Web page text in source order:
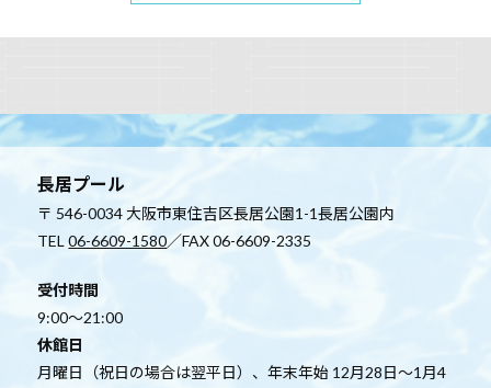
長居プール
〒 546-0034 大阪市東住吉区長居公園1-1長居公園内
TEL06-6609-1580／FAX 06-6609-2335
受付時間
9:00～21:00
休館日
月曜日（祝日の場合は翌平日）、年末年始 12月28日～1月4